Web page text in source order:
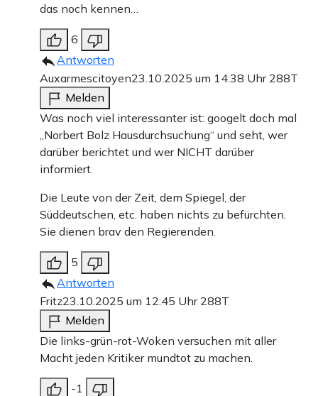
das noch kennen…
6
Antworten
Auxarmescitoyen23.10.2025 um 14:38 Uhr 288T
Melden
Was noch viel interessanter ist: googelt doch mal
„Norbert Bolz Hausdurchsuchung“ und seht, wer
darüber berichtet und wer NICHT darüber
informiert.
Die Leute von der Zeit, dem Spiegel, der
Süddeutschen, etc. haben nichts zu befürchten.
Sie dienen brav den Regierenden.
5
Antworten
Fritz23.10.2025 um 12:45 Uhr 288T
Melden
Die links-grün-rot-Woken versuchen mit aller
Macht jeden Kritiker mundtot zu machen.
-1